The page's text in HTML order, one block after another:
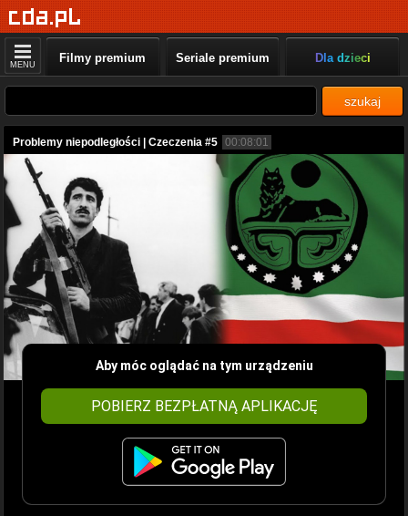
MENU Filmy premium Seriale premium Dla dzieci
szukaj
Problemy niepodległości | Czeczenia #5 00:08:01
Aby móc oglądać na tym urządzeniu
POBIERZ BEZPŁATNĄ APLIKACJĘ